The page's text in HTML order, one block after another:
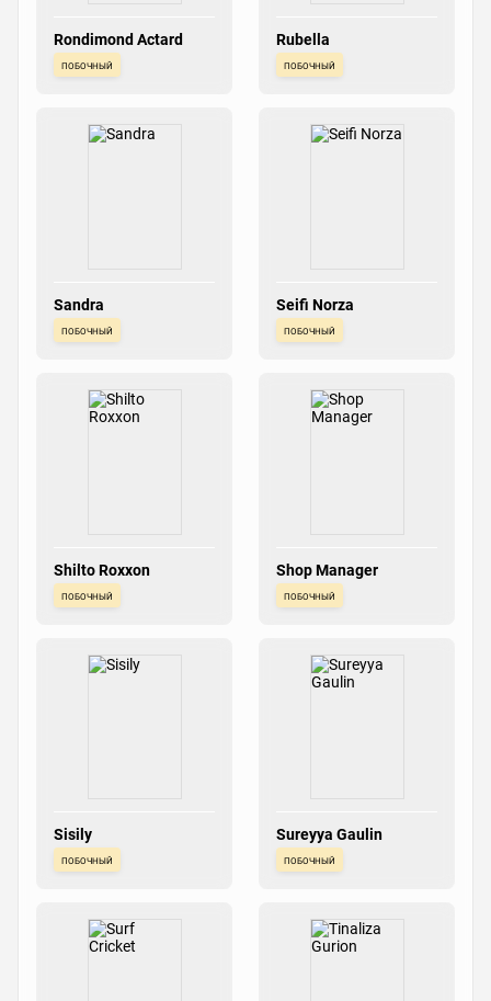
Rondimond Actard
побочный
Rubella
побочный
Sandra
побочный
Seifi Norza
побочный
Shilto Roxxon
побочный
Shop Manager
побочный
Sisily
побочный
Sureyya Gaulin
побочный